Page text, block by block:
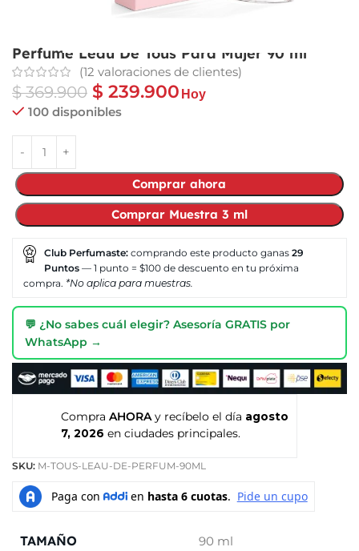
Perfume Leau De Tous Para Mujer 90 ml
(12 valoraciones de clientes)
$369.900 $ 239.900 Hoy
100 disponibles
Comprar ahora
Comprar Muestra 3 ml
Club Perfumaste: comprando este producto ganas 29
Puntos — 1 punto = $100 de descuento en tu próxima
compra. *No aplica para muestras.
💬 ¿No sabes cuál elegir? Asesoría GRATIS por
WhatsApp →
Compra AHORA y recíbelo el día agosto
7, 2026 en ciudades principales.
SKU: M-TOUS-LEAU-DE-PERFUM-90ML
TAMAÑO 90 ml